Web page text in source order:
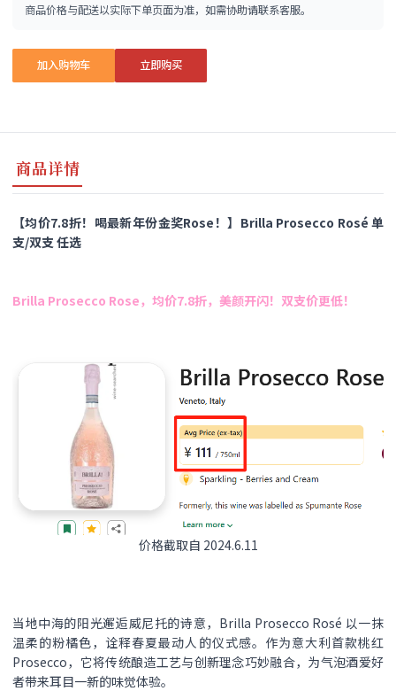
商品价格与配送以实际下单页面为准，如需协助请联系客服。
加入购物车 立即购买
商品详情
【均价7.8折！喝最新年份金奖Rose！】Brilla Prosecco Rosé 单
支/双支 任选
Brilla Prosecco Rose，均价7.8折，美颜开闪！双支价更低！
价格截取自 2024.6.11
当地中海的阳光邂逅威尼托的诗意，Brilla Prosecco Rosé 以一抹
温柔的粉橘色，诠释春夏最动人的仪式感。作为意大利首款桃红
Prosecco，它将传统酿造工艺与创新理念巧妙融合，为气泡酒爱好
者带来耳目一新的味觉体验。